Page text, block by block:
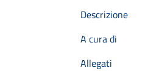
Descrizione
A cura di
Allegati